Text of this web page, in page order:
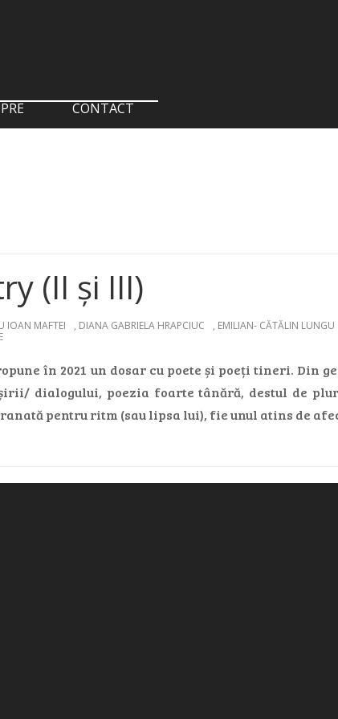
CONTACT
(II și III)
IOAN MAFTEI , DIANA GABRIELA HRAPCIUC , EMILIAN- CĂTĂLIN LUNGU
în 2021 un dosar cu poete și poeți tineri.
dialogului, poezia foarte tânără, destul de
pentru ritm (sau lipsa lui), fie unul atins de